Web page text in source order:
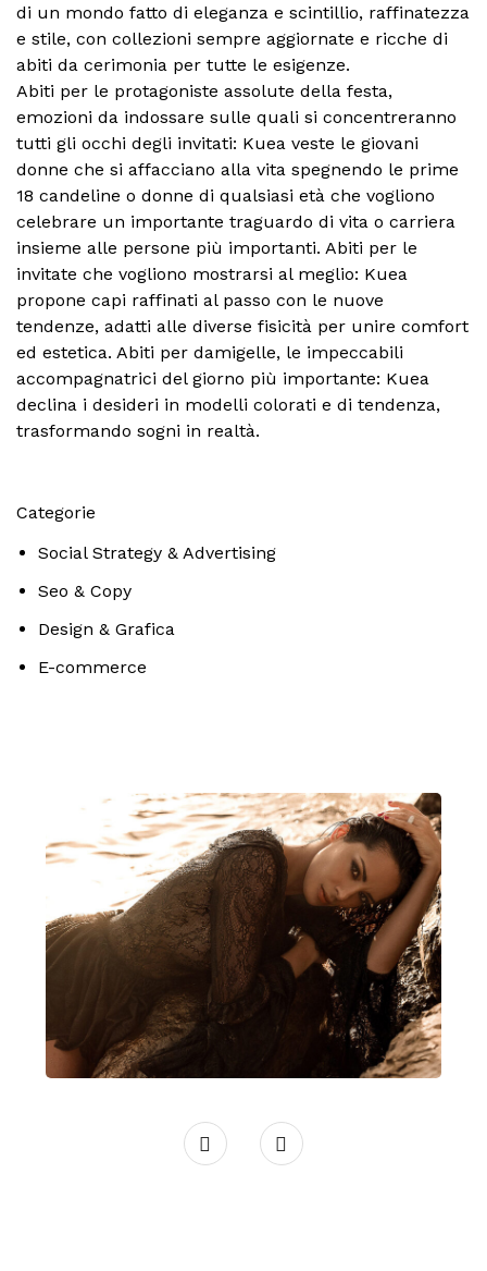
di un mondo fatto di eleganza e scintillio, raffinatezza
e stile, con collezioni sempre aggiornate e ricche di
abiti da cerimonia per tutte le esigenze.
Abiti per le protagoniste assolute della festa,
emozioni da indossare sulle quali si concentreranno
tutti gli occhi degli invitati: Kuea veste le giovani
donne che si affacciano alla vita spegnendo le prime
18 candeline o donne di qualsiasi età che vogliono
celebrare un importante traguardo di vita o carriera
insieme alle persone più importanti. Abiti per le
invitate che vogliono mostrarsi al meglio: Kuea
propone capi raffinati al passo con le nuove
tendenze, adatti alle diverse fisicità per unire comfort
ed estetica. Abiti per damigelle, le impeccabili
accompagnatrici del giorno più importante: Kuea
declina i desideri in modelli colorati e di tendenza,
trasformando sogni in realtà.
Categorie
Social Strategy & Advertising
Seo & Copy
Design & Grafica
E-commerce